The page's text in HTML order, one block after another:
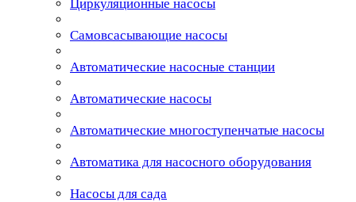
Циркуляционные насосы
Самовсасывающие насосы
Автоматические насосные станции
Автоматические насосы
Автоматические многоступенчатые насосы
Автоматика для насосного оборудования
Насосы для сада